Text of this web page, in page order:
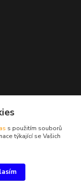
s použitím souborů
týkající se Vašich